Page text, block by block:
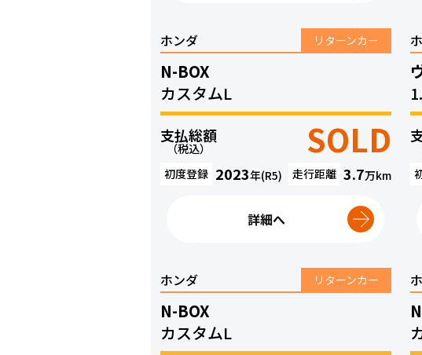
ホンダ リターンカー
N-BOX
カスタムL
支払総額
（税込） SOLD
初度登録 2023年(R5) 走行距離 3.7万km
詳細へ
ホンダ リターンカー
N-BOX
カスタムL